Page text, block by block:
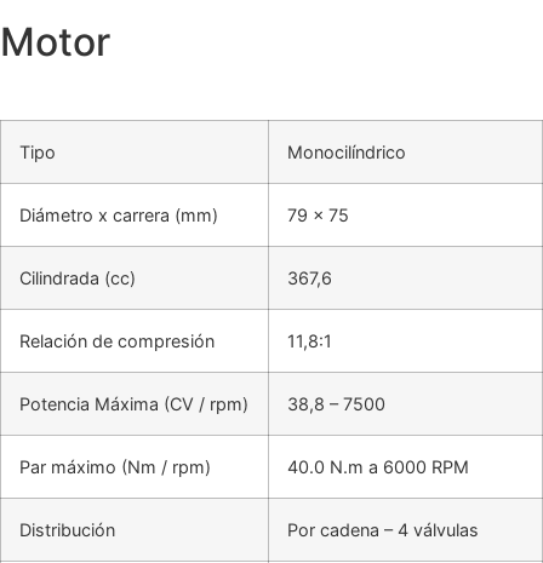
Motor
Tipo Monocilíndrico
Diámetro x carrera (mm) 79 x 75
Cilindrada (cc) 367,6
Relación de compresión 11,8:1
Potencia Máxima (CV / rpm) 38,8 – 7500
Par máximo (Nm / rpm) 40.0 N.m a 6000 RPM
Distribución Por cadena – 4 válvulas